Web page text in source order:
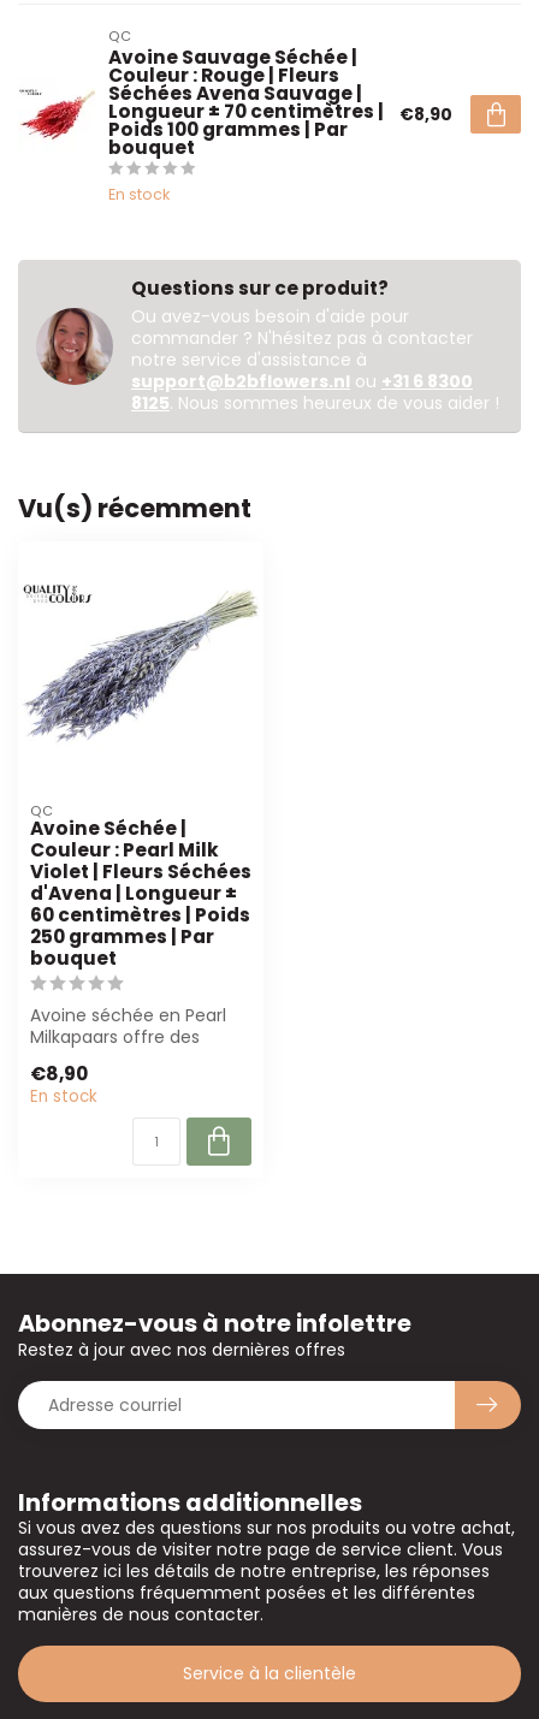
QC
Avoine Sauvage Séchée |
Couleur : Rouge | Fleurs
Séchées Avena Sauvage |
Longueur ± 70 centimètres |
Poids 100 grammes | Par
bouquet
En stock
€8,90
Questions sur ce produit?
Ou avez-vous besoin d'aide pour
commander ? N'hésitez pas à contacter
notre service d'assistance à
support@b2bflowers.nl ou +31 6 8300
8125. Nous sommes heureux de vous aider !
Vu(s) récemment
QC
Avoine Séchée |
Couleur : Pearl Milk
Violet | Fleurs Séchées
d'Avena | Longueur ±
60 centimètres | Poids
250 grammes | Par
bouquet
Avoine séchée en Pearl
Milkapaars offre des
durables pour les...
€8,90
En stock
Informations additionnelles
Si vous avez des questions sur nos produits ou votre achat,
assurez-vous de visiter notre page de service client. Vous
trouverez ici les détails de notre entreprise, les réponses
aux questions fréquemment posées et les différentes
manières de nous contacter.
Service à la clientèle
Abonnez-vous à notre infolettre
Restez à jour avec nos dernières offres